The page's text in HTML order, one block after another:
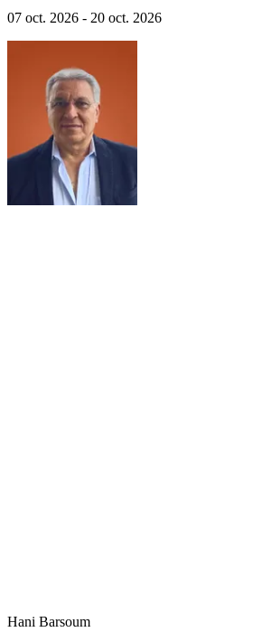
et lumière…).
07 oct. 2026 - 20 oct. 2026
Hani Barsoum